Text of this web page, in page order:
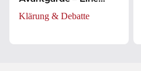
Mina Pawlitschenko
Klärung & Debatte